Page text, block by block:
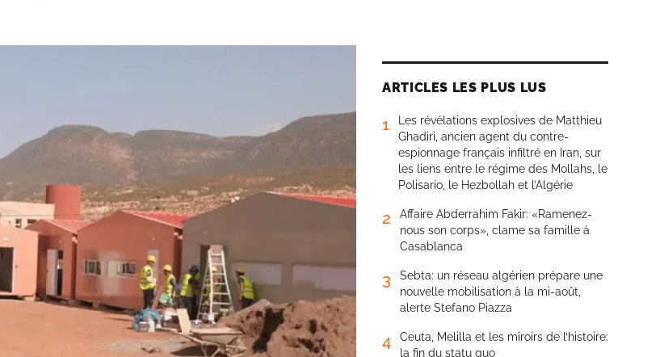
ARTICLES LES PLUS LUS
1
Les révélations explosives de Matthieu
Ghadiri, ancien agent du contre-
espionnage français infiltré en Iran, sur
les liens entre le régime des Mollahs, le
Polisario, le Hezbollah et l’Algérie
2
Affaire Abderrahim Fakir: «Ramenez-
nous son corps», clame sa famille à
Casablanca
3
Sebta: un réseau algérien prépare une
nouvelle mobilisation à la mi-août,
alerte Stefano Piazza
4
Ceuta, Melilla et les miroirs de l’histoire:
la fin du statu quo